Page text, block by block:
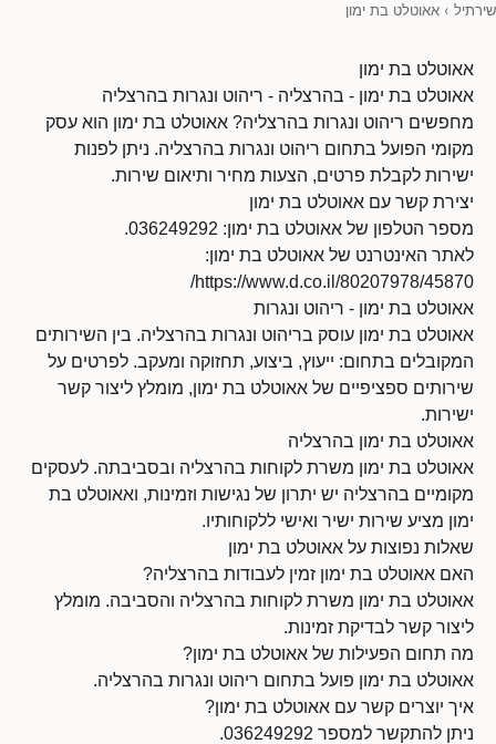
שירתיל › אאוטלט בת ימון
אאוטלט בת ימון
אאוטלט בת ימון - בהרצליה - ריהוט ונגרות בהרצליה
מחפשים ריהוט ונגרות בהרצליה? אאוטלט בת ימון הוא עסק
מקומי הפועל בתחום ריהוט ונגרות בהרצליה. ניתן לפנות
ישירות לקבלת פרטים, הצעות מחיר ותיאום שירות.
יצירת קשר עם אאוטלט בת ימון
מספר הטלפון של אאוטלט בת ימון: 036249292.
לאתר האינטרנט של אאוטלט בת ימון:
https://www.d.co.il/80207978/45870/
אאוטלט בת ימון - ריהוט ונגרות
אאוטלט בת ימון עוסק בריהוט ונגרות בהרצליה. בין השירותים
המקובלים בתחום: ייעוץ, ביצוע, תחזוקה ומעקב. לפרטים על
שירותים ספציפיים של אאוטלט בת ימון, מומלץ ליצור קשר
ישירות.
אאוטלט בת ימון בהרצליה
אאוטלט בת ימון משרת לקוחות בהרצליה ובסביבתה. לעסקים
מקומיים בהרצליה יש יתרון של נגישות וזמינות, ואאוטלט בת
ימון מציע שירות ישיר ואישי ללקוחותיו.
שאלות נפוצות על אאוטלט בת ימון
האם אאוטלט בת ימון זמין לעבודות בהרצליה?
אאוטלט בת ימון משרת לקוחות בהרצליה והסביבה. מומלץ
ליצור קשר לבדיקת זמינות.
מה תחום הפעילות של אאוטלט בת ימון?
אאוטלט בת ימון פועל בתחום ריהוט ונגרות בהרצליה.
איך יוצרים קשר עם אאוטלט בת ימון?
ניתן להתקשר למספר 036249292.